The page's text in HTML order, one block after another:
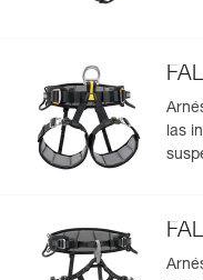
grasas y a las altas
cloro (sin olor).
- Tejido reforzado
mejor compromiso
- Fondo soldado
las